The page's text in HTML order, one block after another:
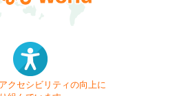
クセシビリティの向上に